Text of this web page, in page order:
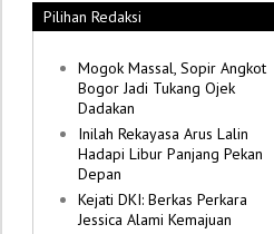
Pilihan Redaksi
Mogok Massal, Sopir Angkot
Bogor Jadi Tukang Ojek
Dadakan
Inilah Rekayasa Arus Lalin
Hadapi Libur Panjang Pekan
Depan
Kejati DKI: Berkas Perkara
Jessica Alami Kemajuan